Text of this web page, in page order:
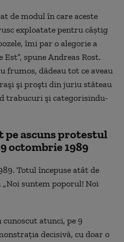
de modul în care aceste
exploatate pentru câştig
îmi par o alegorie a
Est”, spuneAndreas Rost.
frumos, dădeau tot ce aveau
şi proşti din juriu stăteau
trabucuri şi categorisindu-
pe ascuns protestul
octombrie 1989
Totul începuse atât de
suntem poporul! Noi
cunoscut atunci, pe 9
decisivă, cu doar o